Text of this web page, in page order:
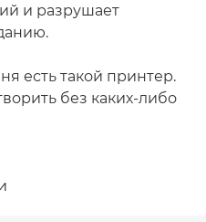
и разрушает
есть такой принтер.
без каких-либо